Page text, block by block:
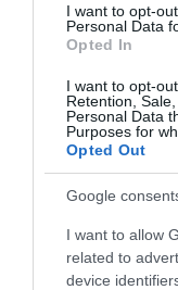
I want to opt-
Personal Data
Opted In
I want to opt-
Retention,
Personal Data
Purposes for
Opted Out
Google
I want to allow
related to
device